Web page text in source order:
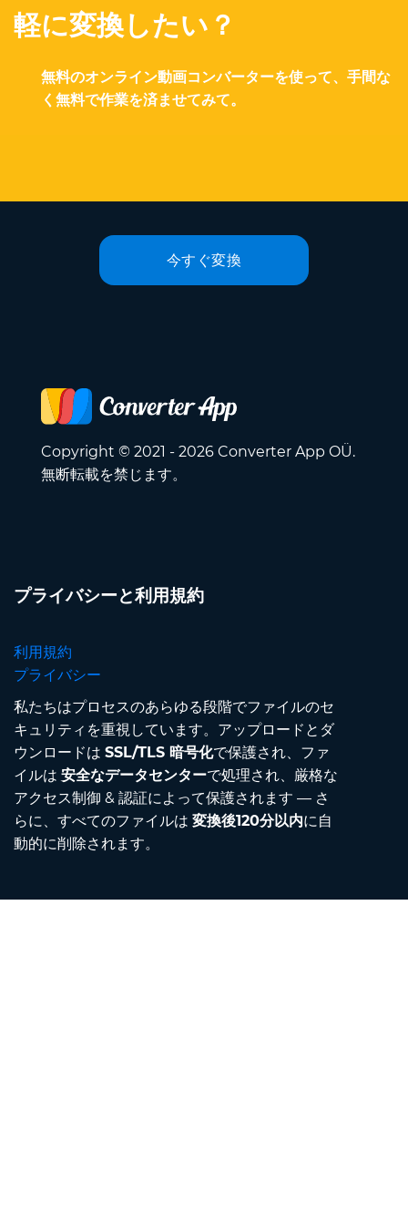
軽に変換したい？
無料のオンライン動画コンバーターを使って、手間な
く無料で作業を済ませてみて。
今すぐ変換
Copyright © 2021 - 2026 Converter App OÜ.
無断転載を禁じます。
プライバシーと利用規約
利用規約
プライバシー
私たちはプロセスのあらゆる段階でファイルのセ
キュリティを重視しています。アップロードとダ
ウンロードは SSL/TLS 暗号化で保護され、ファ
イルは 安全なデータセンターで処理され、厳格な
アクセス制御 & 認証によって保護されます — さ
らに、すべてのファイルは 変換後120分以内に自
動的に削除されます。